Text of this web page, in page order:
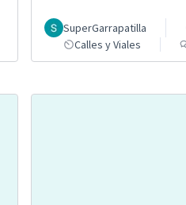
SuperGarrapatilla
Calles y Viales